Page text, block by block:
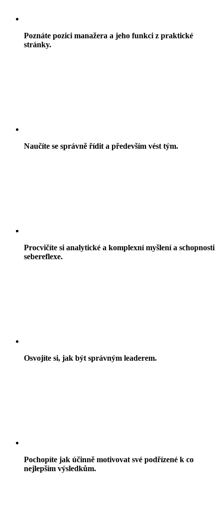
Poznáte pozici manažera a jeho funkci z praktické
stránky.
Naučíte se správně řídit a především vést tým.
Procvičíte si analytické a komplexní myšlení a schopnosti
sebereflexe.
Osvojíte si, jak být správným leaderem.
Pochopíte jak účinně motivovat své podřízené k co
nejlepším výsledkům.